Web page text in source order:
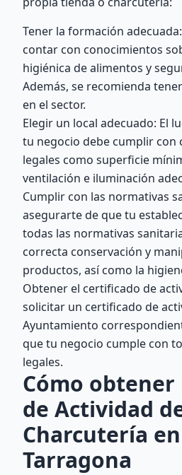
Tener la formación
contar con conocimientos
higiénica de alimentos y
Además, se recomienda
en el sector.
Elegir un local adecuado: El
tu negocio debe cumplir con
legales como superficie
ventilación e iluminación
Cumplir con las normativas
asegurarte de que tu
todas las normativas
correcta conservación y
productos, así como la
Obtener el certificado de
solicitar un certificado de
Ayuntamiento
que tu negocio cumple con
legales.
Cómo obtener
de Actividad
Charcutería en
Tarragona